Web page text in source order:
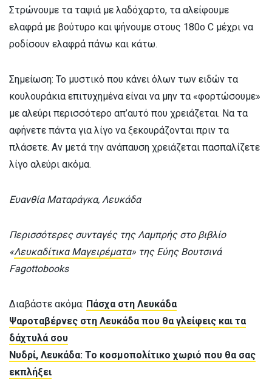
Στρώνουμε τα ταψιά με λαδόχαρτο, τα αλείφουμε
ελαφρά με βούτυρο και ψήνουμε στους 180ο C μέχρι να
ροδίσουν ελαφρά πάνω και κάτω.
Σημείωση: Το μυστικό που κάνει όλων των ειδών τα
κουλουράκια επιτυχημένα είναι να μην τα «φορτώσουμε»
με αλεύρι περισσότερο απ’αυτό που χρειάζεται. Να τα
αφήνετε πάντα για λίγο να ξεκουράζονται πριν τα
πλάσετε. Αν μετά την ανάπαυση χρειάζεται πασπαλίζετε
λίγο αλεύρι ακόμα.
Ευανθία Ματαράγκα, Λευκάδα
Περισσότερες συνταγές της Λαμπρής στο βιβλίο
«Λευκαδίτικα Μαγειρέματα» της Εύης Βουτσινά
Fagottobooks
Διαβάστε ακόμα: Πάσχα στη Λευκάδα
Ψαροταβέρνες στη Λευκάδα που θα γλείφεις και τα
δάχτυλά σου
Νυδρί, Λευκάδα: Το κοσμοπολίτικο χωριό που θα σας
εκπλήξει